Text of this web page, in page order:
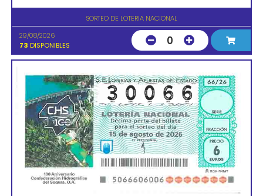
SORTEO DE LOTERIA NACIONAL
29/08/2026
73 DISPONIBLES 0